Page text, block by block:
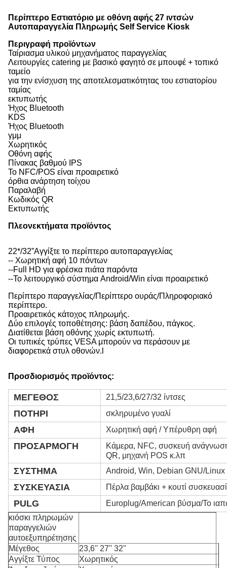
Περίπτερο Εστιατόριο με οθόνη αφής 27 ιντσών
Αυτοπαραγγελία Πληρωμής Self Service Kiosk
Περιγραφή προϊόντων
Ταίριασμα υλικού μηχανήματος παραγγελίας
Λειτουργίες catering με βασικό φαγητό σε μπουφέ + τοπικό
ταμείο
για την ενίσχυση της αποτελεσματικότητας του εστιατορίου
ταμίας
εκτυπωτής
Ήχος Bluetooth
KDS
Ήχος Bluetooth
γμμ
Χωρητικός
Οθόνη αφής
Πίνακας βαθμού IPS
Το NFC/POS είναι προαιρετικό
όρθια ανάρτηση τοίχου
Παραλαβή
Κωδικός QR
Εκτυπωτής
Πλεονεκτήματα προϊόντος
22*/32”Αγγίξτε το περίπτερο αυτοπαραγγελίας
-- Χωρητική αφή 10 πόντων
--Full HD για φρέσκα πιάτα παρόντα
--Το λειτουργικό σύστημα Android/Win είναι προαιρετικό
Περίπτερο παραγγελίας/Περίπτερο ουράς/Πληροφοριακό
περίπτερο.
Προαιρετικός κάτοχος πληρωμής.
Δύο επιλογές τοποθέτησης: βάση δαπέδου, πάγκος.
Διατίθεται βάση οθόνης χωρίς εκτυπωτή.
Οι τυπικές τρύπες VESA μπορούν να περάσουν με
διαφορετικά στυλ οθονών.l
Προσδιορισμός προϊόντος:
ΜΕΓΕΘΟΣ 21,5/23,6/27/32 ίντσες
ΠΟΤΗΡΙ σκληρυμένο γυαλί
ΑΦΗ Χωρητική αφή / Υπέρυθρη αφή
ΠΡΟΣΑΡΜΟΓΗ
Κάμερα, NFC, συσκευή
QR, μηχανή POS κ.λπ
ΣΥΣΤΗΜΑ Android, Win, Debian GNU/Linux
ΣΥΣΚΕΥΑΣΙΑ Πέρλα βαμβάκι + κουτί
PULG
Europlug/American βύσμα/Το
κιόσκι πληρωμών
παραγγελιών
αυτοεξυπηρέτησης
Μέγεθος
23,6'' 27'' 32''
Αγγίξτε Τύπος
Χωρητικός